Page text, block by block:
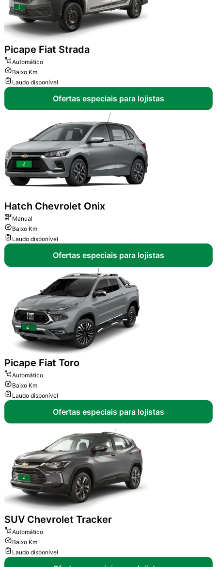
Picape Fiat Strada
Automático
Baixo Km
Laudo disponível
Ofertas especiais para lojistas
Hatch Chevrolet Onix
Manual
Baixo Km
Laudo disponível
Ofertas especiais para lojistas
Picape Fiat Toro
Automático
Baixo Km
Laudo disponível
Ofertas especiais para lojistas
SUV Chevrolet Tracker
Automático
Baixo Km
Laudo disponível